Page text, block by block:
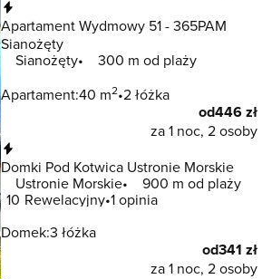
Apartament Wydmowy 51 - 365PAM
Sianożęty
Sianożęty
300 m od plaży
Apartament:40 m2 2 łóżka
od446 zł
za 1 noc, 2 osoby
Domki Pod Kotwica Ustronie Morskie
Ustronie Morskie
900 m od plaży
10 Rewelacyjny 1 opinia
Domek:3 łóżka
od341 zł
za 1 noc, 2 osoby